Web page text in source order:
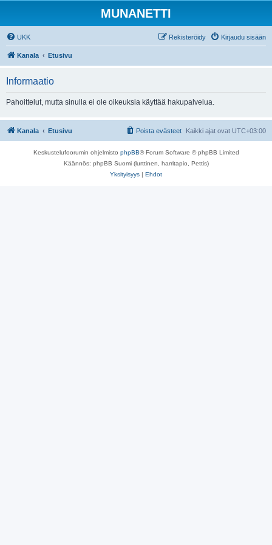
MUNANETTI
UKK Kirjaudu sisään
Rekisteröidy
Kanala Etusivu
Informaatio
Pahoittelut, mutta sinulla ei ole oikeuksia käyttää hakupalvelua.
Kanala Etusivu Kaikki ajat ovat UTC+03:00
Poista evästeet
Keskustelufoorumin ohjelmisto phpBB® Forum Software © phpBB Limited
Käännös: phpBB Suomi (lurttinen, harritapio, Pettis)
Yksityisyys | Ehdot